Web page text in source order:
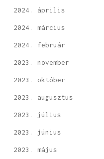
2024. április
2024. március
2024. február
2023. november
2023. október
2023. augusztus
2023. július
2023. június
2023. május